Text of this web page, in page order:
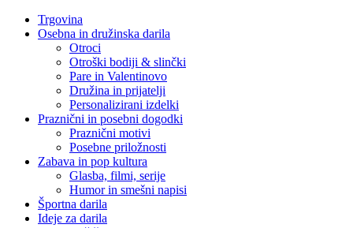
Close
Menu
Trgovina
Osebna in družinska darila
Otroci
Otroški bodiji & slinčki
Pare in Valentinovo
Družina in prijatelji
Personalizirani izdelki
Praznični in posebni dogodki
Praznični motivi
Posebne priložnosti
Zabava in pop kultura
Glasba, filmi, serije
Humor in smešni napisi
Športna darila
Ideje za darila